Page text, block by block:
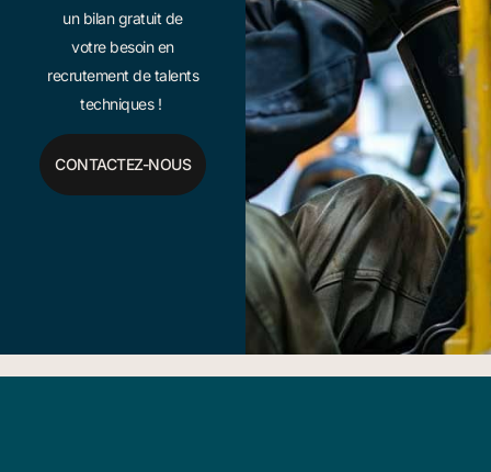
un bilan gratuit de
votre besoin en
recrutement de talents
techniques !
CONTACTEZ-NOUS